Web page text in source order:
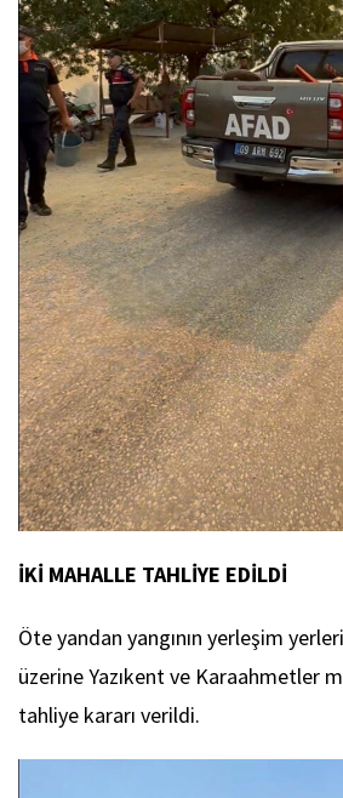
İKİ MAHALLE TAHLİYE EDİLDİ
Öte yandan yangının yerleşim
üzerine Yazıkent ve Karaahmetler
tahliye kararı verildi.